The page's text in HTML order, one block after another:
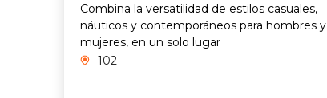
Combina la versatilidad de estilos casuales,
náuticos y contemporáneos para hombres y
mujeres, en un solo lugar
102